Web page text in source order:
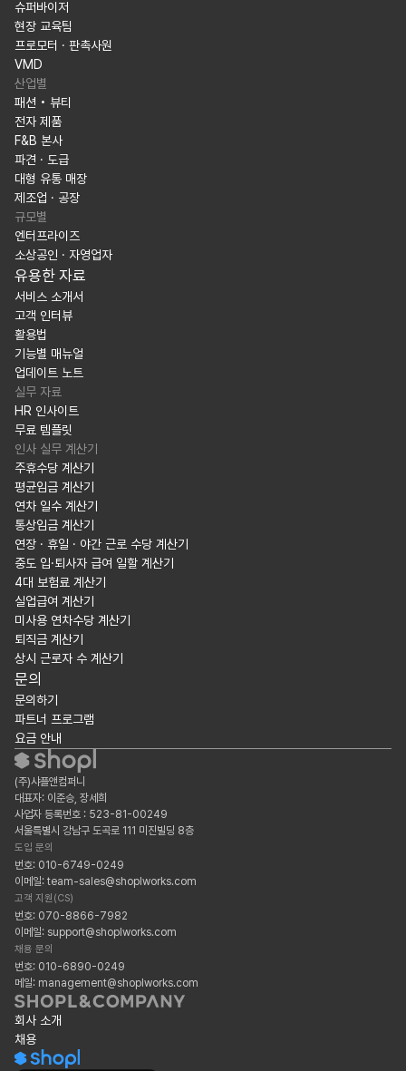
슈퍼바이저
현장 교육팀
프로모터 · 판촉사원
VMD
산업별
패션 • 뷰티
전자 제품
F&B 본사
파견 · 도급
대형 유통 매장
제조업 · 공장
규모별
엔터프라이즈
소상공인 · 자영업자
유용한 자료
서비스 소개서
고객 인터뷰
활용법
기능별 매뉴얼
업데이트 노트
실무 자료
HR 인사이트
무료 템플릿
인사 실무 계산기
주휴수당 계산기
평균임금 계산기
연차 일수 계산기
통상임금 계산기
연장 · 휴일 · 야간 근로 수당 계산기
중도 입·퇴사자 급여 일할 계산기
4대 보험료 계산기
실업급여 계산기
미사용 연차수당 계산기
퇴직금 계산기
상시 근로자 수 계산기
문의
문의하기
파트너 프로그램
요금 안내
(주)샤플앤컴퍼니
대표자: 이준승, 장세희
사업자 등록번호 : 523-81-00249
서울특별시 강남구 도곡로 111 미진빌딩 8층
도입 문의
번호: 010-6749-0249
이메일: team-sales@shoplworks.com
고객 지원(CS)
번호: 070-8866-7982
이메일: support@shoplworks.com
채용 문의
번호: 010-6890-0249
메일: management@shoplworks.com
회사 소개
채용